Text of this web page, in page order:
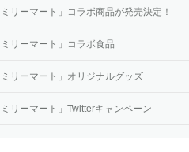
リーマート」コラボ商品が発売決定！
リーマート」コラボ食品
ミリーマート」オリジナルグッズ
リーマート」Twitterキャンペーン